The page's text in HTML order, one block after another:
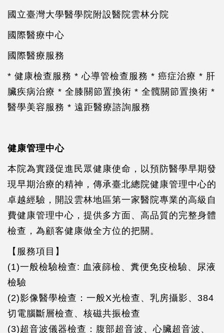
國立臺灣大學醫學院附設醫院雲林分院
國際醫療中心
國際醫療服務
* 健康檢查服務 * 心導管檢查服務 * 癌症治療 * 肝
臟疾病治療 * 全膝關節置換術 * 全髖關節置換術 *
醫學美容服務 * 遠距醫療諮詢服務
健康管理中心
本院為實踐促進民眾健康使命，以預防醫學早期發
現早期治療的精神，傳承臺北總院健康管理中心的
卓越經驗，開設雲林地區第一家醫院專業的高級自
費健康管理中心，提供多方面、高品質的完整身體
檢查，為顧客健康做全方位的把關。
【服務項目】
(1)一般檢驗檢查: 血液篩檢、糞便免疫檢驗、尿液
檢驗
(2)影像醫學檢查：一般X光檢查、乳房攝影、384
切電腦斷層檢查、核磁共振檢查
(3)超音波儀器檢查：腹部超音波、心臟超音波、